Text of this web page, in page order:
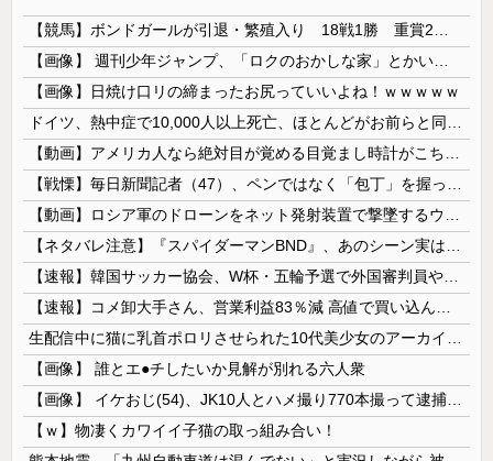
【画像】日焼け口リの締まったお尻っていいよね！ｗｗｗｗｗ
【画像】 誰とエ●チしたいか見解が別れる六人衆
【ｗ】物凄くカワイイ子猫の取っ組み合い！